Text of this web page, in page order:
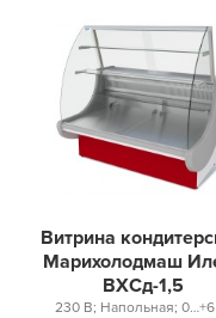
Витрина
Марихолодмаш
ВХСд-1,5
230 В; Напольная; 0…+6